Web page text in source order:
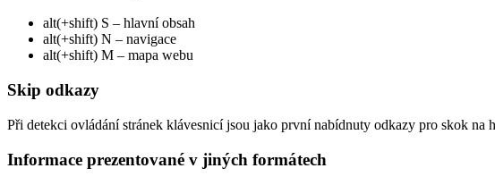
alt(+shift) S – hlavní obsah
alt(+shift) N – navigace
alt(+shift) M – mapa webu
Skip odkazy
Při detekci ovládání stránek klávesnicí jsou jako první nabídnuty odkazy pro skok na
Informace prezentované v jiných formátech